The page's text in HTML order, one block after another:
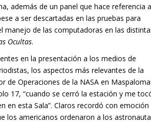
además de un panel que hace referencia
a ser descartadas en las pruebas para
de las computadoras en las
Ocultas.
en la presentación a los medios de
los aspectos más relevantes de la
de Operaciones de la NASA en
17, “cuando se cerró la estación y me
en esta Sala”. Claros recordó con emoción
los americanos ordenaron a los